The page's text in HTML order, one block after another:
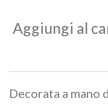
Aggiungi al
Decorata a mano